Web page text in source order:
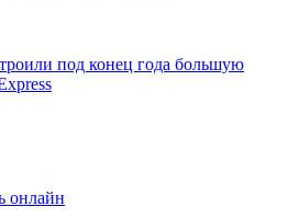
под конец года большую
онлайн